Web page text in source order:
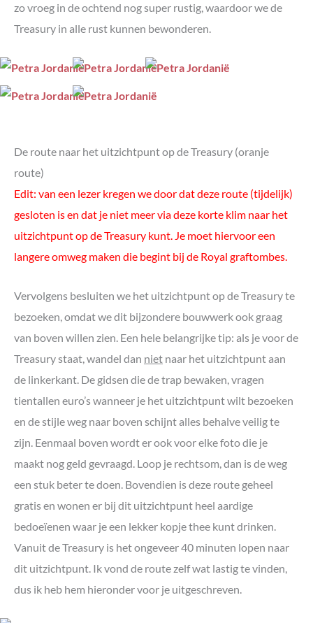
zo vroeg in de ochtend nog super rustig, waardoor we de
Treasury in alle rust kunnen bewonderen.
De route naar het uitzichtpunt op de Treasury (oranje
route)
Edit: van een lezer kregen we door dat deze route (tijdelijk)
gesloten is en dat je niet meer via deze korte klim naar het
uitzichtpunt op de Treasury kunt. Je moet hiervoor een
langere omweg maken die begint bij de Royal graftombes.
Vervolgens besluiten we het uitzichtpunt op de Treasury te
bezoeken, omdat we dit bijzondere bouwwerk ook graag
van boven willen zien. Een hele belangrijke tip: als je voor de
Treasury staat, wandel dan niet naar het uitzichtpunt aan
de linkerkant. De gidsen die de trap bewaken, vragen
tientallen euro’s wanneer je het uitzichtpunt wilt bezoeken
en de stijle weg naar boven schijnt alles behalve veilig te
zijn. Eenmaal boven wordt er ook voor elke foto die je
maakt nog geld gevraagd. Loop je rechtsom, dan is de weg
een stuk beter te doen. Bovendien is deze route geheel
gratis en wonen er bij dit uitzichtpunt heel aardige
bedoeïenen waar je een lekker kopje thee kunt drinken.
Vanuit de Treasury is het ongeveer 40 minuten lopen naar
dit uitzichtpunt. Ik vond de route zelf wat lastig te vinden,
dus ik heb hem hieronder voor je uitgeschreven.